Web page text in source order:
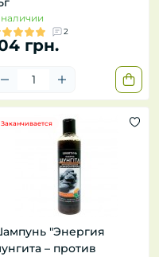
2
грн.
Заканчивается
"Энергия
– против